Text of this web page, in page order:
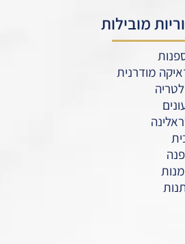
מובילות
מודרנית